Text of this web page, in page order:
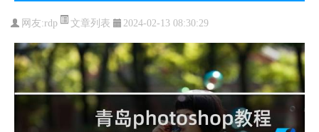
网友:rdp 文章列表 2024-02-13 08:30:29